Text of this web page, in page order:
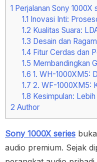
1 Perjalanan Sony 1000X
1.1 Inovasi Inti:
1.2 Kualitas Suara:
1.3 Desain dan
1.4Fitur Cerdas dan
1.5 Membandingkan
1.6 1. WH-1000XM5:
1.7 2. WF-1000XM5:
1.8 Kesimpulan:
2 Author
Sony 1000X series
audio premium. Sejak